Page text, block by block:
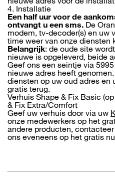
4. Installatie
Een half uur voor de
ontvangt u een sms. De
modem, tv-decoder(s) en uw
time weer van onze diensten
Belangrijk: de oude site
nieuwe is opgeleverd, beide
Geef ons een seintje via
nieuwe adres heeft
diensten op uw oud adres en
gratis terug.
Verhuis Shape & Fix Basic
& Fix Extra/Comfort
Geef uw verhuis door via uw
onze medewerkers op het
andere producten,
ons eveneens op het gratis